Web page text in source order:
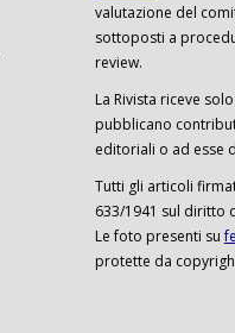
valutazione del
sottoposti a
review.
La Rivista riceve
pubblicano
editoriali o ad esse
Tutti gli articoli
633/1941 sul diritto
Le foto presenti su
protette da